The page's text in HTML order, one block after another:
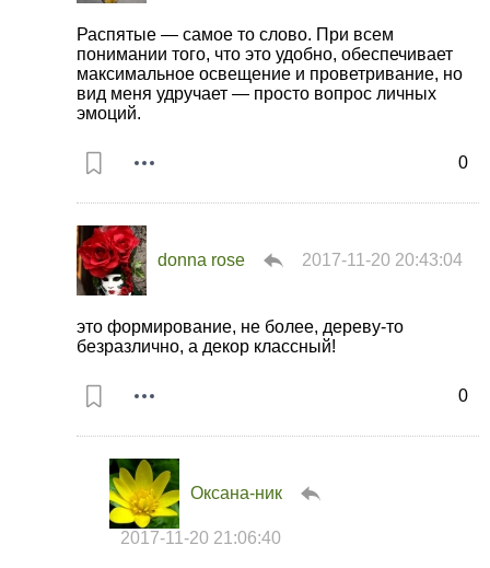
0
Распятые — самое то слово. При всем
понимании того, что это удобно, обеспечивает
максимальное освещение и проветривание, но
вид меня удручает — просто вопрос личных
эмоций.
donna rose 2017-11-20 20:43:04
0
это формирование, не более, дереву-то
безразлично, а декор классный!
Оксана-ник
2017-11-20 21:06:40